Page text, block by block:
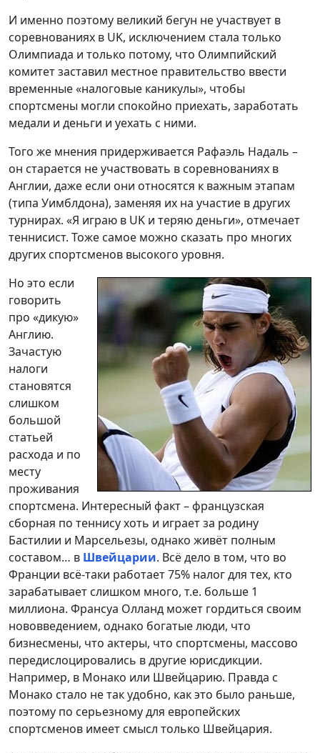
И именно поэтому великий бегун не участвует в
соревнованиях в UK, исключением стала только
Олимпиада и только потому, что Олимпийский
комитет заставил местное правительство ввести
временные «налоговые каникулы», чтобы
спортсмены могли спокойно приехать, заработать
медали и деньги и уехать с ними.
Того же мнения придерживается Рафаэль Надаль –
он старается не участвовать в соревнованиях в
Англии, даже если они относятся к важным этапам
(типа Уимблдона), заменяя их на участие в других
турнирах. «Я играю в UK и теряю деньги», отмечает
теннисист. Тоже самое можно сказать про многих
других спортсменов высокого уровня.
Но это если
говорить
про «дикую»
Англию.
Зачастую
налоги
становятся
слишком
большой
статьей
расхода и по
месту
проживания
спортсмена. Интересный факт – французская
сборная по теннису хоть и играет за родину
Бастилии и Марсельезы, однако живёт полным
составом… в Швейцарии. Всё дело в том, что во
Франции всё-таки работает 75% налог для тех, кто
зарабатывает слишком много, т.е. больше 1
миллиона. Франсуа Олланд может гордиться своим
нововведением, однако богатые люди, что
бизнесмены, что актеры, что спортсмены, массово
передислоцировались в другие юрисдикции.
Например, в Монако или Швейцарию. Правда с
Монако стало не так удобно, как это было раньше,
поэтому по серьезному для европейских
спортсменов имеет смысл только Швейцария.